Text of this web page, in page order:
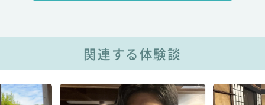
関連する体験談